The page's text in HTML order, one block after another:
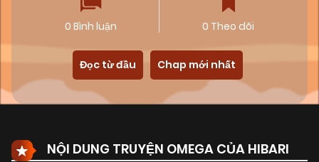
0 Bình luận 0 Theo dõi
Đọc từ đầu Chap mới nhất
NỘI DUNG TRUYỆN OMEGA CỦA HIBARI